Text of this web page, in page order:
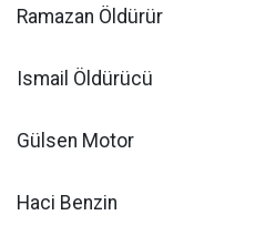
Ramazan Öldürür
Ismail Öldürücü
Gülsen Motor
Haci Benzin